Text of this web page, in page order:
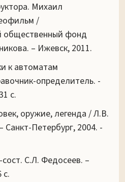
Михаил
/
общественный фонд
– Ижевск, 2011.
к автоматам
определитель. -
с.
оружие, легенда / Л.В.
Санкт-Петербург, 2004. -
С.Л. Федосеев. –
с.